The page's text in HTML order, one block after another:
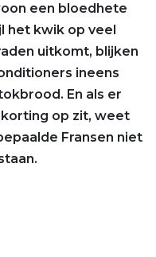
een bloedhete
het kwik op veel
uitkomt, blijken
ineens
En als er
op zit, weet
Fransen niet